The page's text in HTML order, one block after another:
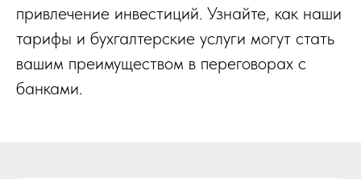
привлечение инвестиций. Узнайте, как наши
тарифы и бухгалтерские услуги могут стать
вашим преимуществом в переговорах с
банками.